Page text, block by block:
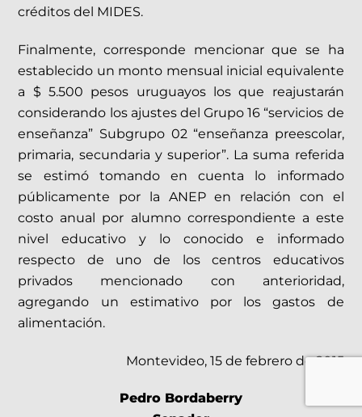
créditos del MIDES.
Finalmente, corresponde mencionar que se ha
establecido un monto mensual inicial equivalente
a $ 5.500 pesos uruguayos los que reajustarán
considerando los ajustes del Grupo 16 “servicios de
enseñanza” Subgrupo 02 “enseñanza preescolar,
primaria, secundaria y superior”. La suma referida
se estimó tomando en cuenta lo informado
públicamente por la ANEP en relación con el
costo anual por alumno correspondiente a este
nivel educativo y lo conocido e informado
respecto de uno de los centros educativos
privados mencionado con anterioridad,
agregando un estimativo por los gastos de
alimentación.
Montevideo, 15 de febrero de 2015
Pedro Bordaberry